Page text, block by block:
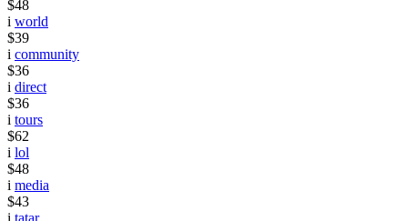
$48
i world
$39
i community
$36
i direct
$36
i tours
$62
i lol
$48
i media
$43